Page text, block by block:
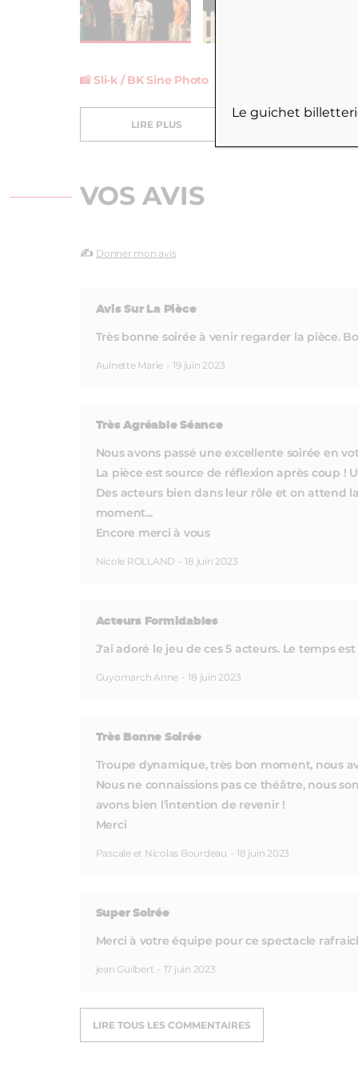
📸Sli-k / BK Sine Photo
LIRE PLUS
VOS AVIS
✍️ Donner mon avis
Avis Sur La Pièce
Très bonne soirée à venir regarder la pièce.
Aulnette Marie - 19 juin 2023
Très Agréable Séance
Nous avons passé une excellente soirée en
La pièce est source de réflexion après coup !
Des acteurs bien dans leur rôle et on attend
moment...
Encore merci à vous
Nicole ROLLAND - 18 juin 2023
Acteurs Formidables
J'ai adoré le jeu de ces 5 acteurs. Le temps
Guyomarch Anne - 18 juin 2023
Très Bonne Soirée
Troupe dynamique, très bon moment, nous
Nous ne connaissions pas ce théâtre, nous
avons bien l’intention de revenir !
Merci
Pascale et Nicolas Bourdeau - 18 juin 2023
Super Soirée
Merci à votre équipe pour ce spectacle
jean Guilbert - 17 juin 2023
LIRE TOUS LES COMMENTAIRES
Le guichet